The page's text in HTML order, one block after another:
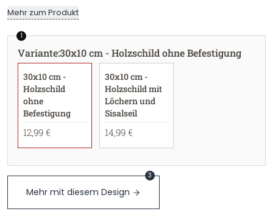
Mehr zum Produkt
1
Variante:30x10 cm - Holzschild ohne Befestigung
30x10 cm -
Holzschild
ohne
Befestigung
12,99 €
30x10 cm -
Holzschild mit
Löchern und
Sisalseil
14,99 €
Mehr mit diesem Design
3